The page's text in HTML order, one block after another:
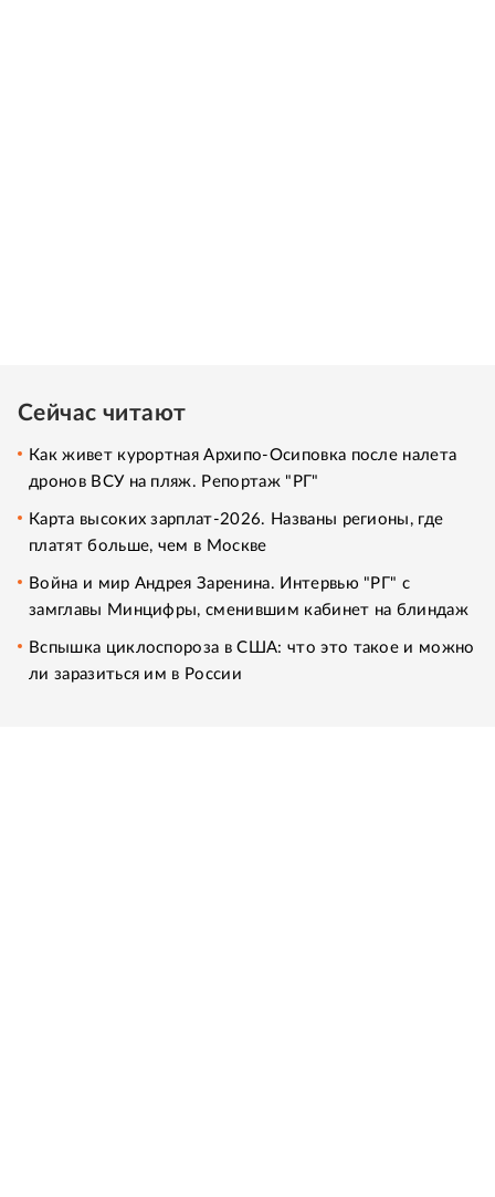
Сейчас читают
Как живет курортная Архипо-Осиповка после налета
дронов ВСУ на пляж. Репортаж "РГ"
Карта высоких зарплат-2026. Названы регионы, где
платят больше, чем в Москве
Война и мир Андрея Заренина. Интервью "РГ" с
замглавы Минцифры, сменившим кабинет на блиндаж
Вспышка циклоспороза в США: что это такое и можно
ли заразиться им в России